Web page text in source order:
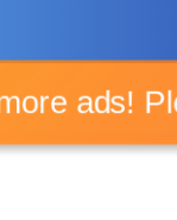
ads!